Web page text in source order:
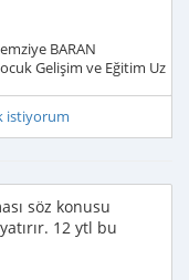
BARAN
Gelişim ve Eğitim
istiyorum
söz konusu
12 ytl bu